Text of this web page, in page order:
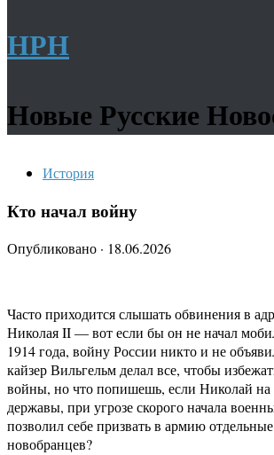
НРН
Новые Русские
История
Кто начал войну
Опубликовано · 18.06.2026
Часто приходится слышать обвинения в
Николая II — вот если бы он не начал
1914 года, войну России никто и не
кайзер Вильгельм делал все, чтобы
войны, но что попишешь, если Николай на
державы, при угрозе скорого начала
позволил себе призвать в армию
новобранцев?